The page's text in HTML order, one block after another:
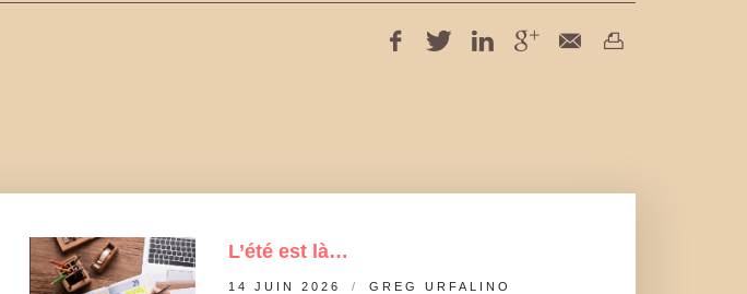
L’été est là…
14 JUIN 2026 GREG URFALINO